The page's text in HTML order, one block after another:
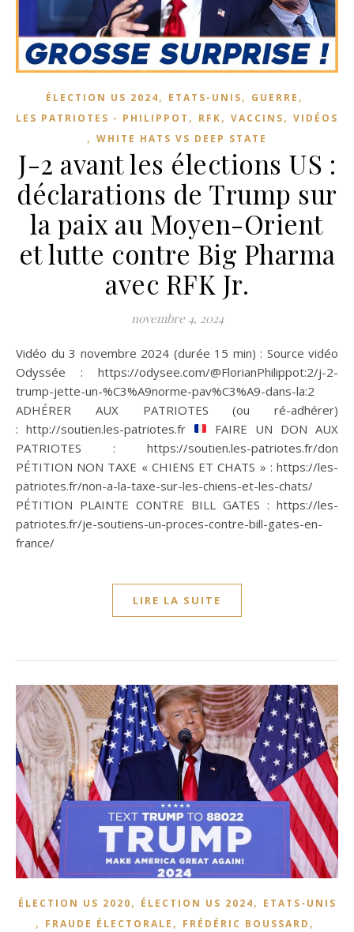
ÉLECTION US 2024, ETATS-UNIS, GUERRE ,
LES PATRIOTES - PHILIPPOT , RFK, VACCINS, VIDÉOS
, WHITE HATS VS DEEP STATE
J-2 avant les élections US :
déclarations de Trump sur
la paix au Moyen-Orient
et lutte contre Big Pharma
avec RFK Jr.
novembre 4, 2024
Vidéo du 3 novembre 2024 (durée 15 min) : Source vidéo
Odyssée : https://odysee.com/@FlorianPhilippot:2/j-2-
trump-jette-un-%C3%A9norme-pav%C3%A9-dans-la:2
ADHÉRER AUX PATRIOTES (ou ré-adhérer)
: http://soutien.les-patriotes.fr
FAIRE UN DON AUX
PATRIOTES : https://soutien.les-patriotes.fr/don
PÉTITION NON TAXE « CHIENS ET CHATS » : https://les-
patriotes.fr/non-a-la-taxe-sur-les-chiens-et-les-chats/
PÉTITION PLAINTE CONTRE BILL GATES : https://les-
patriotes.fr/je-soutiens-un-proces-contre-bill-gates-en-
france/
LIRE LA SUITE
ÉLECTION US 2020, ÉLECTION US 2024, ETATS-UNIS
, FRAUDE ÉLECTORALE , FRÉDÉRIC BOUSSARD ,